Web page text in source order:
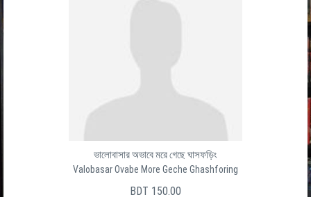
ভালোবাসার অভাবে মরে গেছে ঘাসফড়িং
Valobasar Ovabe More Geche Ghashforing
BDT 150.00